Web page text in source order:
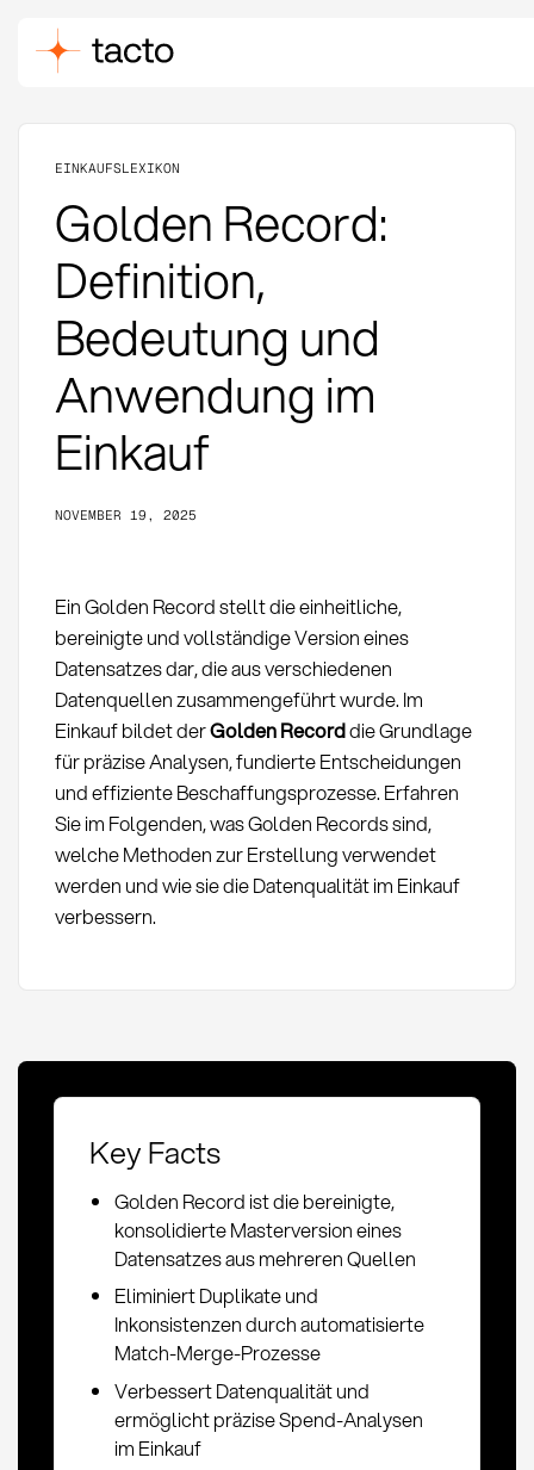
EINKAUFSLEXIKON
Golden Record:
Definition,
Bedeutung und
Anwendung im
Einkauf
NOVEMBER 19, 2025
Ein Golden Record stellt die einheitliche,
bereinigte und vollständige Version eines
Datensatzes dar, die aus verschiedenen
Datenquellen zusammengeführt wurde. Im
Einkauf bildet derGolden Recorddie Grundlage
für präzise Analysen, fundierte Entscheidungen
und effiziente Beschaffungsprozesse. Erfahren
Sie im Folgenden, was Golden Records sind,
welche Methoden zur Erstellung verwendet
werden und wie sie die Datenqualität im Einkauf
verbessern.
Key Facts
Golden Record ist die bereinigte,
konsolidierte Masterversion eines
Datensatzes aus mehreren Quellen
Eliminiert Duplikate und
Inkonsistenzen durch automatisierte
Match-Merge-Prozesse
Verbessert Datenqualität und
ermöglicht präzise Spend-Analysen
im Einkauf